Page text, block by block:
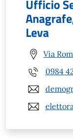
Ufficio
Leva
Via
0984